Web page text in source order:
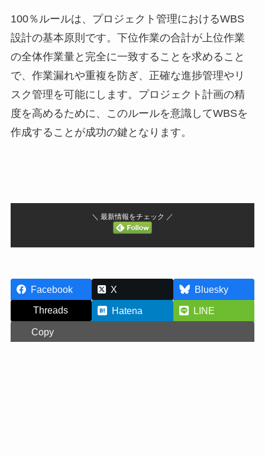
100％ルールは、プロジェクト管理におけるWBS
設計の基本原則です。下位作業の合計が上位作業
の全体作業量と完全に一致することを求めること
で、作業漏れや重複を防ぎ、正確な進捗管理やリ
スク管理を可能にします。プロジェクト計画の精
度を高めるために、このルールを意識してWBSを
作成することが成功の鍵となります。
＼ 最新情報をチェック ／
Facebook X
Bluesky
Threads
Hatena
LINE
Copy